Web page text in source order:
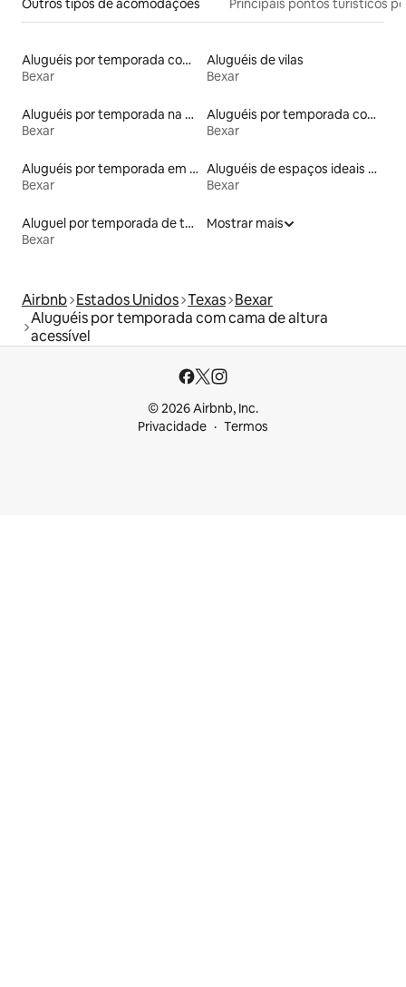
Outros tipos de acomodações Principais pontos turísticos
Aluguéis por temporada com suítes privativas
Bexar
Aluguéis de vilas
Bexar
Aluguéis por temporada na orla
Bexar
Aluguéis por temporada com banheira de hidromassagem
Bexar
Aluguéis por temporada em resorts
Bexar
Aluguéis de espaços ideais para famílias
Bexar
Aluguel por temporada de townhouses
Bexar
Mostrar mais
Airbnb Estados Unidos Texas Bexar
Aluguéis por temporada com cama de altura
acessível
© 2026 Airbnb, Inc.
Privacidade
Termos